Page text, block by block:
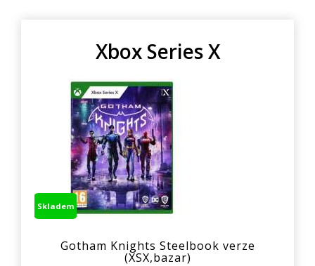
Xbox Series X
Skladem
Gotham Knights Steelbook verze
(XSX,bazar)